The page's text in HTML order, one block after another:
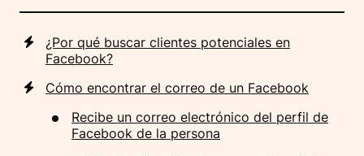
¿Por qué buscar clientes potenciales en
Facebook?
Cómo encontrar el correo de un Facebook
Recibe un correo electrónico del perfil de
Facebook de la persona